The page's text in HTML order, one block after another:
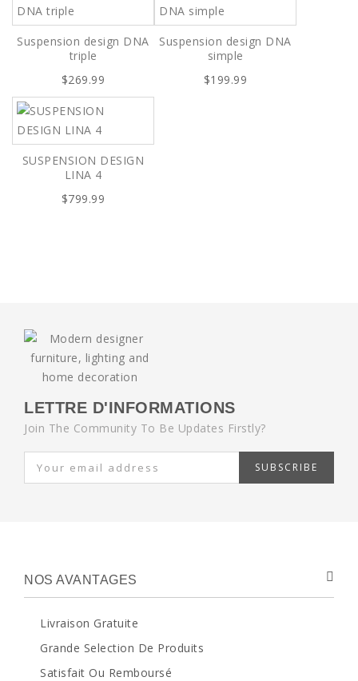
Suspension design DNA
triple
$269.99
Suspension design DNA
simple
$199.99
SUSPENSION DESIGN
LINA 4
$799.99
LETTRE D'INFORMATIONS
Join The Community To Be Updates Firstly?
SUBSCRIBE
NOS AVANTAGES
Livraison Gratuite
Grande Selection De Produits
Satisfait Ou Remboursé